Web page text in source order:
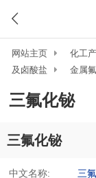
网站主页 化工
及卤酸盐
金属
三氟化铋
三氟化铋
中文名称:
三